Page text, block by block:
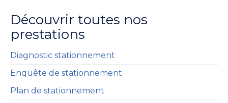
Découvrir toutes nos
prestations
Diagnostic stationnement
Enquête de stationnement
Plan de stationnement